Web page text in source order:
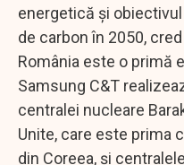
energetică și
de carbon în 2050,
România este o primă
Samsung C&T
centralei nucleare
Unite, care este prima
din Coreea, și